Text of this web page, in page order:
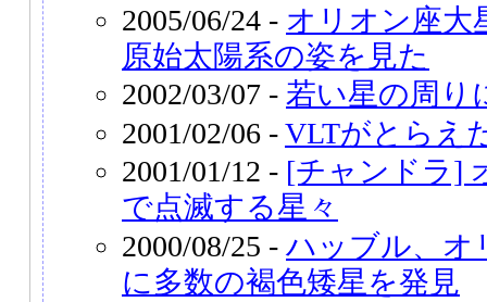
2005/06/24 - オリオン座大
原始太陽系の姿を見た
2002/03/07 - 若い星の周り
2001/02/06 -VLTがとらえ
2001/01/12 - [チャンドラ]
で点滅する星々
2000/08/25 - ハッブル、オ
に多数の褐色矮星を発見